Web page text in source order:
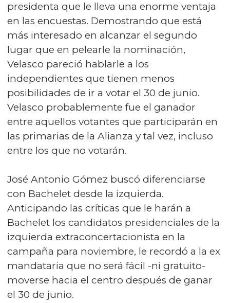
presidenta que le lleva una enorme ventaja
en las encuestas. Demostrando que está
más interesado en alcanzar el segundo
lugar que en pelearle la nominación,
Velasco pareció hablarle a los
independientes que tienen menos
posibilidades de ir a votar el 30 de junio.
Velasco probablemente fue el ganador
entre aquellos votantes que participarán en
las primarias de la Alianza y tal vez, incluso
entre los que no votarán.
José Antonio Gómez buscó diferenciarse
con Bachelet desde la izquierda.
Anticipando las críticas que le harán a
Bachelet los candidatos presidenciales de la
izquierda extraconcertacionista en la
campaña para noviembre, le recordó a la ex
mandataria que no será fácil -ni gratuito-
moverse hacia el centro después de ganar
el 30 de junio.